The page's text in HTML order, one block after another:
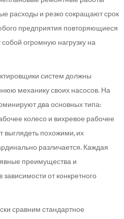
расходы и резко сокращают срок
предприятия повторяющиеся
огромную нагрузку на
систем должны
механику своих насосов. На
два основных типа:
колесо и вихревое рабочее
выглядеть похожими, их
различается. Каждая
явные преимущества и
от конкретного
сравним стандартное